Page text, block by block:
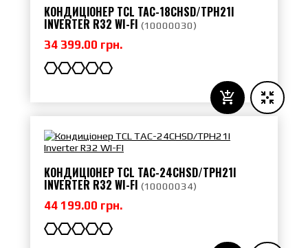
КОНДИЦІОНЕР TCL TAC-18CHSD/TPH21I
INVERTER R32 WI-FI (10000030)
34 399.00 грн.
КОНДИЦІОНЕР TCL TAC-24CHSD/TPH21I
INVERTER R32 WI-FI (10000034)
44 199.00 грн.